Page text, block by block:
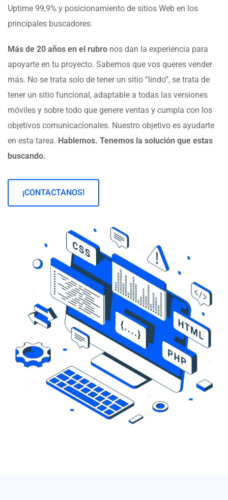
Uptime 99,9% y posicionamiento de sitios Web en los
principales buscadores.
Más de 20 años en el rubro nos dan la experiencia para
apoyarte en tu proyecto. Sabemos que vos queres vender
más. No se trata solo de tener un sitio “lindo”, se trata de
tener un sitio funcional, adaptable a todas las versiones
móviles y sobre todo que genere ventas y cumpla con los
objetivos comunicacionales. Nuestro objetivo es ayudarte
en esta tarea. Hablemos. Tenemos la solución que estas
buscando.
¡CONTACTANOS!